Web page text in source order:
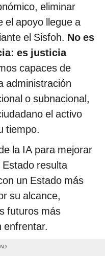
eliminar
el apoyo llegue a
el Sisfoh. No es
es justicia
capaces de
administración
o subnacional,
el activo
tiempo.
la IA para mejorar
resulta
un Estado más
su alcance,
futuros más
enfrentar.